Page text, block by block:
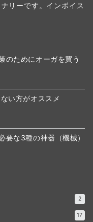
リーです。インボイス
のためにオーガを買う
い方がオススメ
要な3種の神器（機械）
2
17